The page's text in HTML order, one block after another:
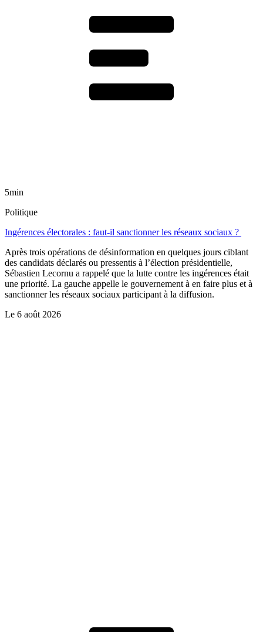
5min
Politique
Ingérences électorales : faut-il sanctionner les réseaux sociaux ?
Après trois opérations de désinformation en quelques jours ciblant
des candidats déclarés ou pressentis à l’élection présidentielle,
Sébastien Lecornu a rappelé que la lutte contre les ingérences était
une priorité. La gauche appelle le gouvernement à en faire plus et à
sanctionner les réseaux sociaux participant à la diffusion.
Le 6 août 2026